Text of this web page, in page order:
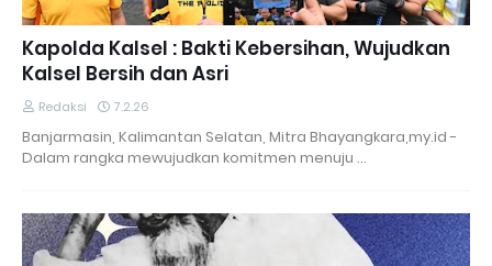
Kapolda Kalsel : Bakti Kebersihan, Wujudkan
Kalsel Bersih dan Asri
Redaksi 7.2.26
Banjarmasin, Kalimantan Selatan, Mitra Bhayangkara,my.id -
Dalam rangka mewujudkan komitmen menuju …